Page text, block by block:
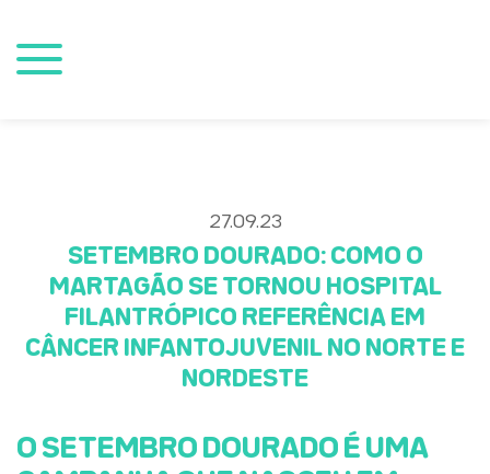
27.09.23
SETEMBRO DOURADO: COMO O
MARTAGÃO SE TORNOU HOSPITAL
FILANTRÓPICO REFERÊNCIA EM
CÂNCER INFANTOJUVENIL NO NORTE E
NORDESTE
O SETEMBRO DOURADO É UMA